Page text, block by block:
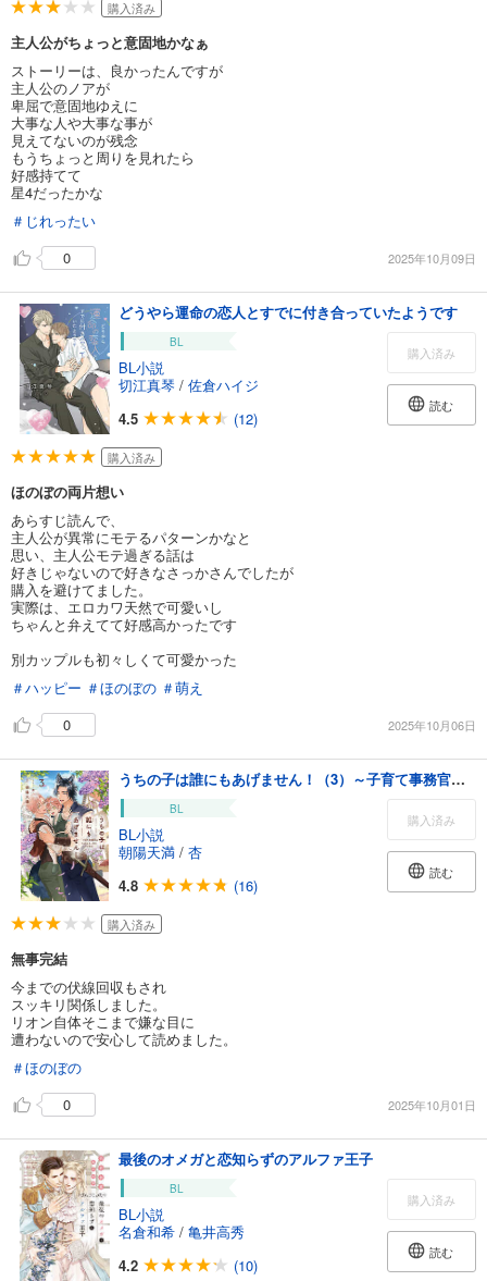
購入済み
主人公がちょっと意固地かなぁ
ストーリーは、良かったんですが
主人公のノアが
卑屈で意固地ゆえに
大事な人や大事な事が
見えてないのが残念
もうちょっと周りを見れたら
好感持てて
星4だったかな
＃じれったい
0
2025年10月09日
どうやら運命の恋人とすでに付き合っていたようです
BL
BL小説
切江真琴 / 佐倉ハイジ
4.5
(12)
購入済み
読む
購入済み
ほのぼの両片想い
あらすじ読んで、
主人公が異常にモテるパターンかなと
思い、主人公モテ過ぎる話は
好きじゃないので好きなさっかさんでしたが
購入を避けてました。
実際は、エロカワ天然で可愛いし
ちゃんと弁えてて好感高かったです
別カップルも初々しくて可愛かった
＃ハッピー ＃ほのぼの ＃萌え
0
2025年10月06日
うちの子は誰にもあげません！（3）～子育て事務官はもふもふしっぽにいやされる～＜電子限定かきおろし付＞【イラスト入り】
BL
BL小説
朝陽天満 / 杏
4.8
(16)
購入済み
読む
購入済み
無事完結
今までの伏線回収もされ
スッキリ関係しました。
リオン自体そこまで嫌な目に
遭わないので安心して読めました。
＃ほのぼの
0
2025年10月01日
最後のオメガと恋知らずのアルファ王子
BL
BL小説
名倉和希 / 亀井高秀
4.2
(10)
購入済み
読む